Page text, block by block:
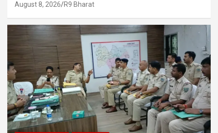
August 8, 2026 R9 Bharat